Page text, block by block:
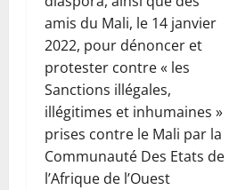
amis du Mali, le 14 janvier
2022, pour dénoncer et
protester contre « les
Sanctions illégales,
illégitimes et inhumaines »
prises contre le Mali par la
Communauté Des Etats de
l’Afrique de l’Ouest